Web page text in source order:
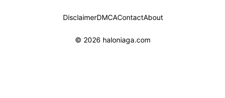
DisclaimerDMCAContactAbout
© 2026 haloniaga.com